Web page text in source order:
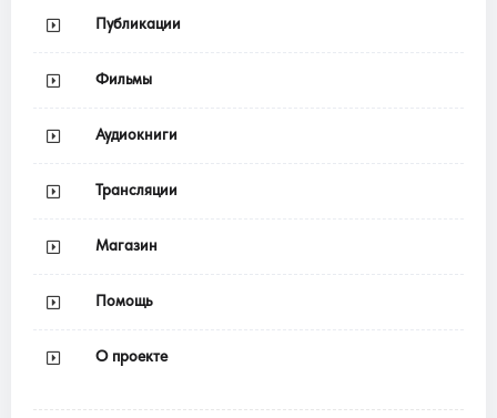
Публикации
Фильмы
Аудиокниги
Трансляции
Магазин
Помощь
О проекте